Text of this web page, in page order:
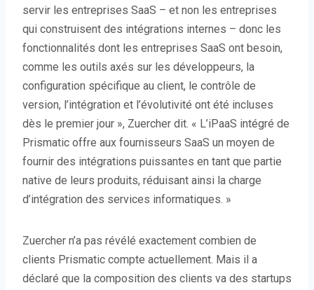
servir les entreprises SaaS – et non les entreprises
qui construisent des intégrations internes – donc les
fonctionnalités dont les entreprises SaaS ont besoin,
comme les outils axés sur les développeurs, la
configuration spécifique au client, le contrôle de
version, l’intégration et l’évolutivité ont été incluses
dès le premier jour », Zuercher dit. « L’iPaaS intégré de
Prismatic offre aux fournisseurs SaaS un moyen de
fournir des intégrations puissantes en tant que partie
native de leurs produits, réduisant ainsi la charge
d’intégration des services informatiques. »
Zuercher n’a pas révélé exactement combien de
clients Prismatic compte actuellement. Mais il a
déclaré que la composition des clients va des startups